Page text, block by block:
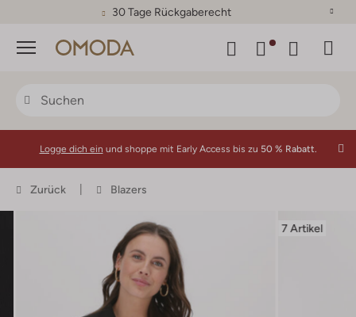
30 Tage Rückgaberecht
Menü
Logge dich ein und shoppe mit Early Access bis zu 50 % Rabatt.
Zurück Blazers
7 Artikel